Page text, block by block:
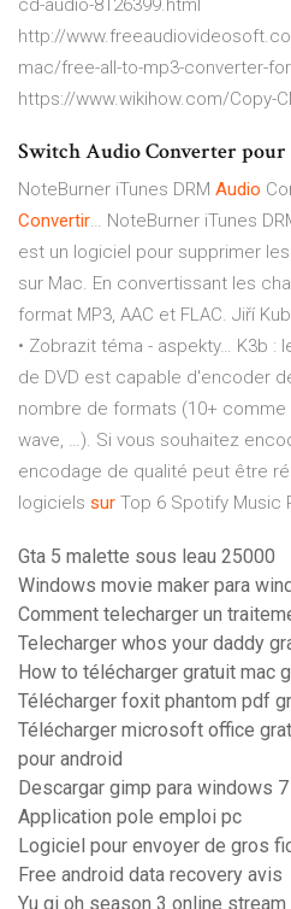
cd-audio-8126399.html
http://
mac/free-all-to-mp3-converter-
https://www.wikihow.com/Copy-
Switch Audio Converter pour
NoteBurner iTunes DRM Audio
Convertir… NoteBurner iTunes
est un logiciel pour supprimer
sur Mac. En convertissant les
format MP3, AAC et FLAC. Jiří
• Zobrazit téma - aspekty… K3b :
de DVD est capable d'encoder
nombre de formats (10+ comme
wave, …). Si vous souhaitez
encodage de qualité peut être
logiciels sur Top 6 Spotify Music
Gta 5 malette sous leau 25000
Windows movie maker para
Comment telecharger un
Telecharger whos your daddy
How to télécharger gratuit mac
Télécharger foxit phantom pdf
Télécharger microsoft office
pour android
Descargar gimp para windows
Application pole emploi pc
Logiciel pour envoyer de gros
Free android data recovery avis
Yu gi oh season 3 online stream